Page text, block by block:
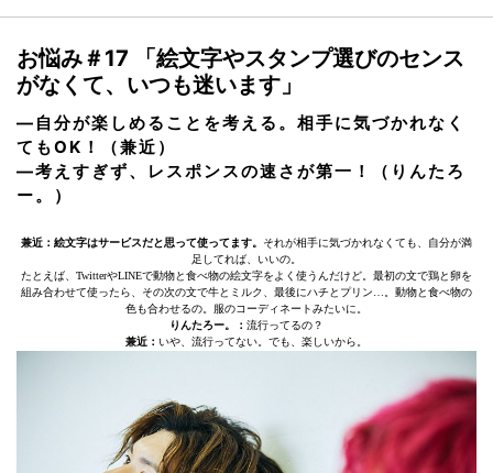
お悩み＃17 「絵文字やスタンプ選びのセンス
がなくて、いつも迷います」
―自分が楽しめることを考える。相手に気づかれなく
てもOK！（兼近）
―考えすぎず、レスポンスの速さが第一！（りんたろ
ー。）
兼近：絵文字はサービスだと思って使ってます。 それが相手に気づかれなくても、自分が満
足してれば、いいの。
たとえば、TwitterやLINEで動物と食べ物の絵文字をよく使うんだけど。最初の文で鶏と卵を
組み合わせて使ったら、その次の文で牛とミルク、最後にハチとプリン…。動物と食べ物の
色も合わせるの。服のコーディネートみたいに。
りんたろー。： 流行ってるの？
兼近： いや、流行ってない。でも、楽しいから。